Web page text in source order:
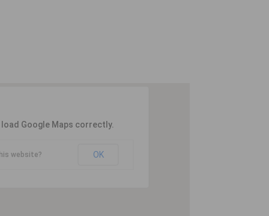
Google Maps correctly.
website? OK